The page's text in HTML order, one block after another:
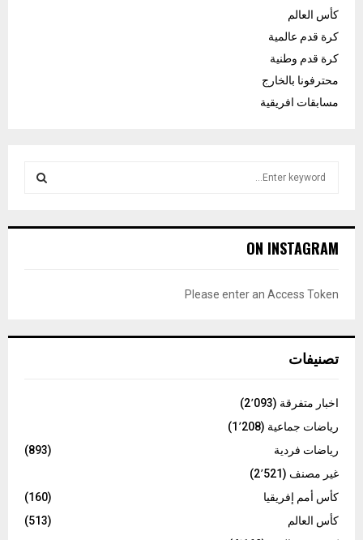
كأس العالم
كرة قدم عالمية
كرة قدم وطنية
محترفونا بالخارج
مسابقات افريقية
h
C
ON INSTAGRAM
Please enter an Access Token
تصنيفات
اخبار متفرقة (2٬093)
رياضات جماعية (1٬208)
رياضات فردية
(893)
غير مصنف (2٬521)
كأس أمم إفريقيا
(160)
كأس العالم
(513)